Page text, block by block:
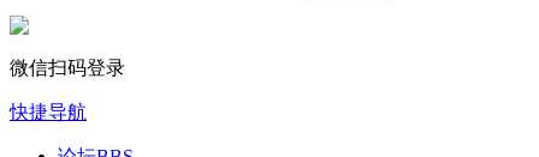
微信扫码登录
快捷导航